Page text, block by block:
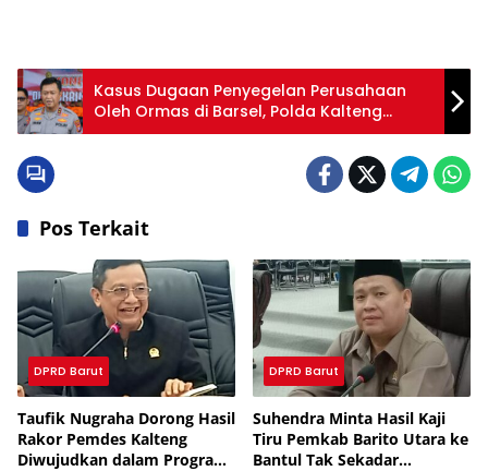
Kasus Dugaan Penyegelan Perusahaan
Oleh Ormas di Barsel, Polda Kalteng
Tingkatkan Penyidikan
Pos Terkait
DPRD Barut
Taufik Nugraha Dorong Hasil
Rakor Pemdes Kalteng
Diwujudkan dalam Program
DPRD Barut
Suhendra Minta Hasil Kaji
Tiru Pemkab Barito Utara ke
Bantul Tak Sekadar